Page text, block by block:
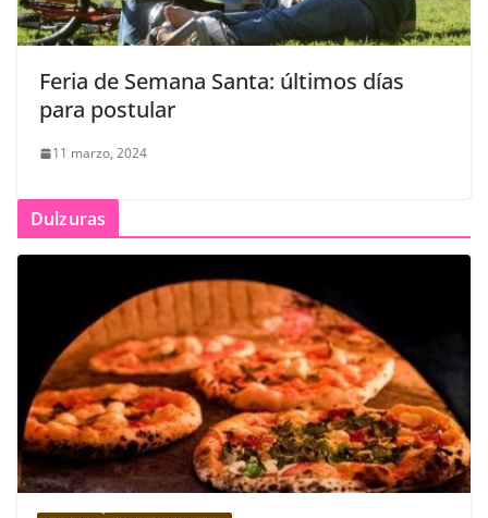
Feria de Semana Santa: últimos días
para postular
11 marzo, 2024
Dulzuras